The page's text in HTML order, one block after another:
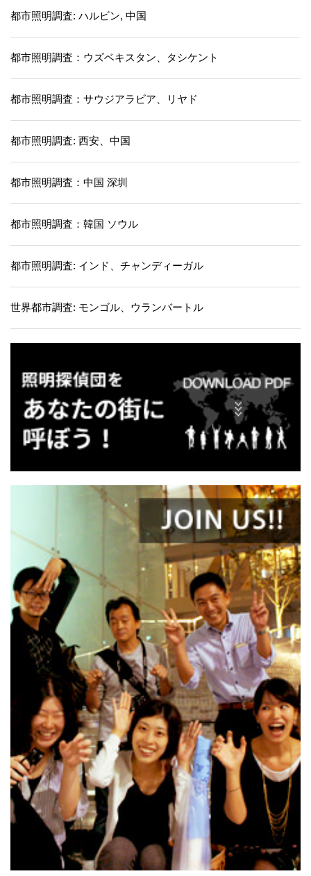
都市照明調査: ハルビン, 中国
都市照明調査：ウズベキスタン、タシケント
都市照明調査：サウジアラビア、リヤド
都市照明調査: 西安、中国
都市照明調査：中国 深圳
都市照明調査：韓国 ソウル
都市照明調査: インド、チャンディーガル
世界都市調査: モンゴル、ウランバートル